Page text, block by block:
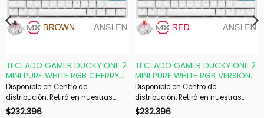
TECLADO GAMER DUCKY ONE 2
MINI PURE WHITE RGB CHERRY
BROWN RGB DOUBLE-SHOT PBT
MECANICO
Disponible en Centro de
distribución. Retirá en nuestras
sucursales en 48 hs hábiles. Si es
$232.396
TECLADO GAMER DUCKY ONE 2
MINI PURE WHITE RGB VERSION
GAMING CHERRY MX RED
DOUBLE-SHOT PBT MECANICO
Disponible en Centro de
distribución. Retirá en nuestras
sucursales en 48 hs hábiles. Si es
$232.396